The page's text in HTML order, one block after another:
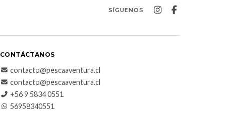
SÍGUENOS
CONTÁCTANOS
contacto@pescaaventura.cl
contacto@pescaaventura.cl
+56 9 5834 0551
56958340551